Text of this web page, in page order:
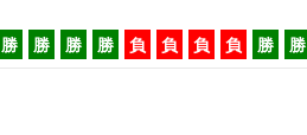
勝 勝 勝 勝 負 負 負 負 勝 勝